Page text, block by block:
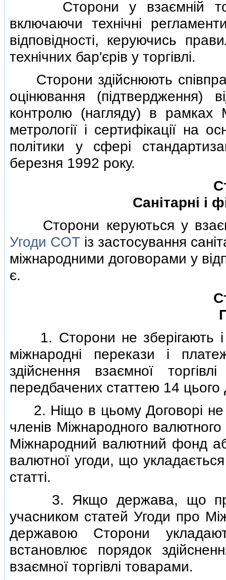
Сторони у взаємнiй
включаючи технiчнi
вiдповiдностi, керуючись
технiчних бар'єрiв у торгiвлi.
Сторони здiйснюють
оцiнювання (пiдтвердження)
контролю (нагляду) в рамках
метрологiї i сертифiкацiї на
полiтики у сферi
березня 1992 року.
Санiтарнi i
Сторони керуються у
Угоди COTiз застосування
мiжнародними договорами у
є.
1. Сторони не зберiгають i
мiжнароднi перекази i
здiйснення взаємної
передбачених статтею 14 цього
2. Нiщо в цьому Договорi не
членiв Мiжнародного
Мiжнародний валютний фонд
валютної угоди, що
статтi.
3. Якщо держава, що
учасником статей Угоди про
державою Сторони
встановлює порядок
взаємної торгiвлi товарами.